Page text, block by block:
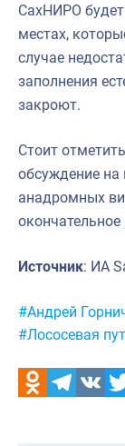
СахНИРО будет
местах,
случае
заполнения
закроют.
Стоит
обсуждение
анадромных
Источник: ИА
Метки:
#Андрей
#Лососевая